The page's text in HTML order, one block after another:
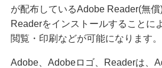
が配布しているAdobe Reader(無
Readerをインストールすることに
閲覧・印刷などが可能になります。
Adobe、Adobeロゴ、Readerは、